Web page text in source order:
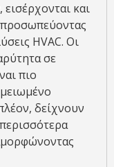
και
HVAC. Οι
σε
πιο
δείχνουν